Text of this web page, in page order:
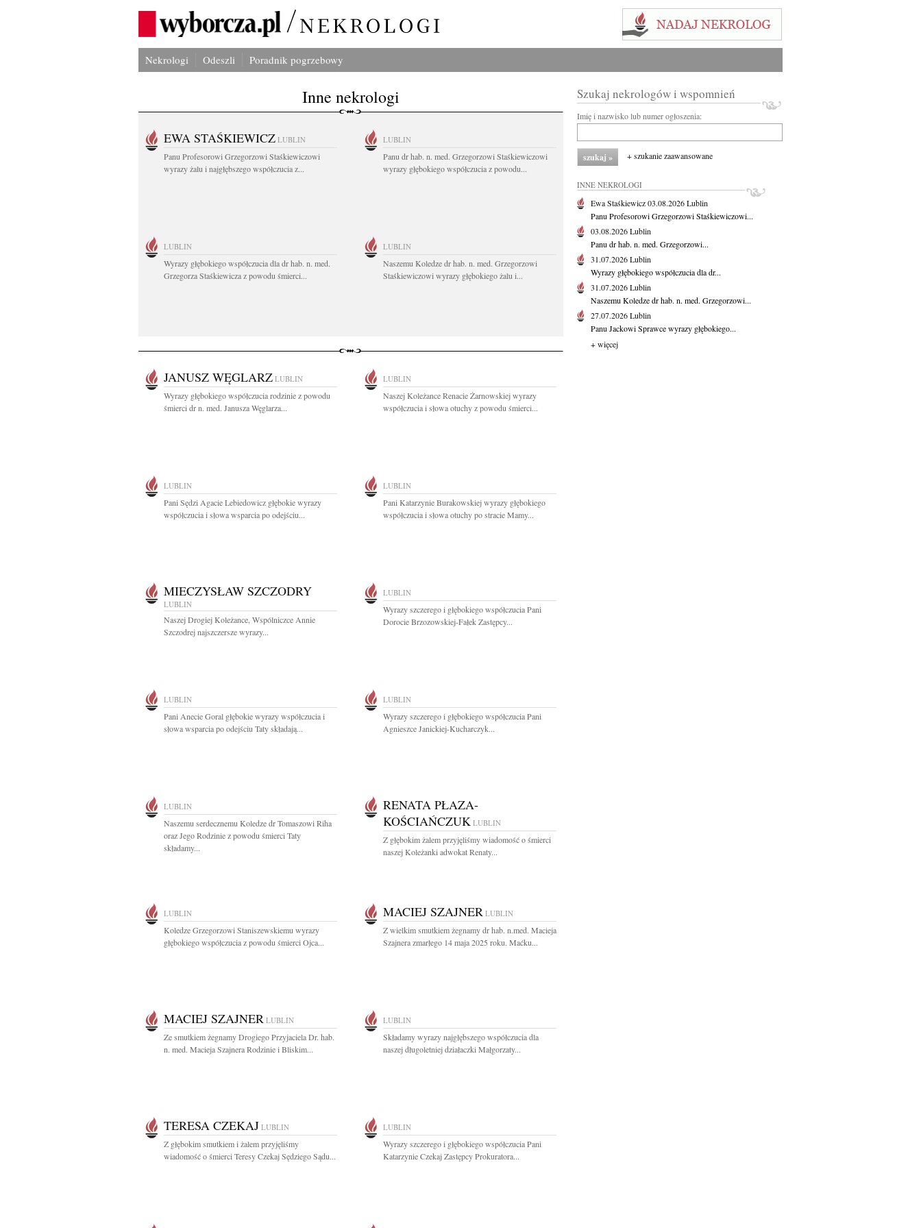
Nekrologi Odeszli Poradnik pogrzebowy
Inne nekrologi
EWA STAŚKIEWICZ LUBLIN
Panu Profesorowi Grzegorzowi Staśkiewiczowi
wyrazy żalu i najgłębszego współczucia z...
LUBLIN
Panu dr hab. n. med. Grzegorzowi Staśkiewiczowi
wyrazy głębokiego współczucia z powodu...
LUBLIN
Wyrazy głębokiego współczucia dla dr hab. n. med.
Grzegorza Staśkiewicza z powodu śmierci...
LUBLIN
Naszemu Koledze dr hab. n. med. Grzegorzowi
Staśkiewiczowi wyrazy głębokiego żalu i...
JANUSZ WĘGLARZ LUBLIN
Wyrazy głębokiego współczucia rodzinie z powodu
śmierci dr n. med. Janusza Węglarza...
LUBLIN
Naszej Koleżance Renacie Żarnowskiej wyrazy
współczucia i słowa otuchy z powodu śmierci...
LUBLIN
Pani Sędzi Agacie Lebiedowicz głębokie wyrazy
współczucia i słowa wsparcia po odejściu...
LUBLIN
Pani Katarzynie Burakowskiej wyrazy głębokiego
współczucia i słowa otuchy po stracie Mamy...
MIECZYSŁAW SZCZODRY
LUBLIN
Naszej Drogiej Koleżance, Wspólniczce Annie
Szczodrej najszczersze wyrazy...
LUBLIN
Wyrazy szczerego i głębokiego współczucia Pani
Dorocie Brzozowskiej-Fałek Zastępcy...
LUBLIN
Pani Anecie Goral głębokie wyrazy współczucia i
słowa wsparcia po odejściu Taty składają...
LUBLIN
Wyrazy szczerego i głębokiego współczucia Pani
Agnieszce Janickiej-Kucharczyk...
LUBLIN
Naszemu serdecznemu Koledze dr Tomaszowi Riha
oraz Jego Rodzinie z powodu śmierci Taty
składamy...
RENATA PŁAZA-
KOŚCIAŃCZUK LUBLIN
Z głębokim żalem przyjęliśmy wiadomość o śmierci
naszej Koleżanki adwokat Renaty...
LUBLIN
Koledze Grzegorzowi Staniszewskiemu wyrazy
głębokiego współczucia z powodu śmierci Ojca...
MACIEJ SZAJNER LUBLIN
Z wielkim smutkiem żegnamy dr hab. n.med. Macieja
Szajnera zmarłego 14 maja 2025 roku. Maćku...
MACIEJ SZAJNER LUBLIN
Ze smutkiem żegnamy Drogiego Przyjaciela Dr. hab.
n. med. Macieja Szajnera Rodzinie i Bliskim...
LUBLIN
Składamy wyrazy najgłębszego współczucia dla
naszej długoletniej działaczki Małgorzaty...
TERESA CZEKAJ LUBLIN
Z głębokim smutkiem i żalem przyjęliśmy
wiadomość o śmierci Teresy Czekaj Sędziego Sądu...
LUBLIN
Wyrazy szczerego i głębokiego współczucia Pani
Katarzynie Czekaj Zastępcy Prokuratora...
Szukaj nekrologów i wspomnień
Imię i nazwisko lub numer ogłoszenia:
+ szukanie zaawansowane
INNE NEKROLOGI
Ewa Staśkiewicz03.08.2026Lublin
Panu Profesorowi Grzegorzowi Staśkiewiczowi...
03.08.2026Lublin
Panu dr hab. n. med. Grzegorzowi...
31.07.2026Lublin
Wyrazy głębokiego współczucia dla dr...
31.07.2026Lublin
Naszemu Koledze dr hab. n. med. Grzegorzowi...
27.07.2026Lublin
Panu Jackowi Sprawce wyrazy głębokiego...
+ więcej